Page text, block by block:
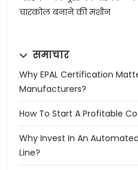
चारकोल बनाने की मशीन
समाचार
Why EPAL Certification
Manufacturers?
How To Start A Profitable
Why Invest In An
Line?